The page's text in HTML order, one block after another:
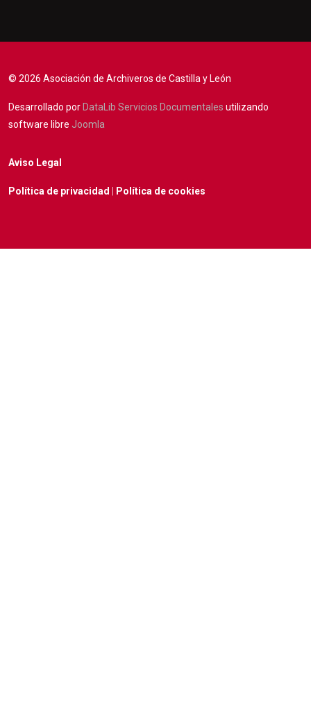
© 2026 Asociación de Archiveros de Castilla y León
Desarrollado por DataLib Servicios Documentales utilizando
software libre Joomla
Aviso Legal
Política de privacidad Política de cookies